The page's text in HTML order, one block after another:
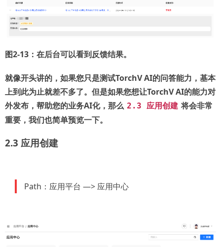
图2-13：在后台可以看到反馈结果。
就像开头讲的，如果您只是测试TorchV AI的问答能力，基本
上到此为止就差不多了。但是如果您想让TorchV AI的能力对
外发布，帮助您的业务AI化，那么 2.3 应用创建 将会非常
重要，我们也简单预览一下。
2.3 应用创建
Path：应用平台 —> 应用中心